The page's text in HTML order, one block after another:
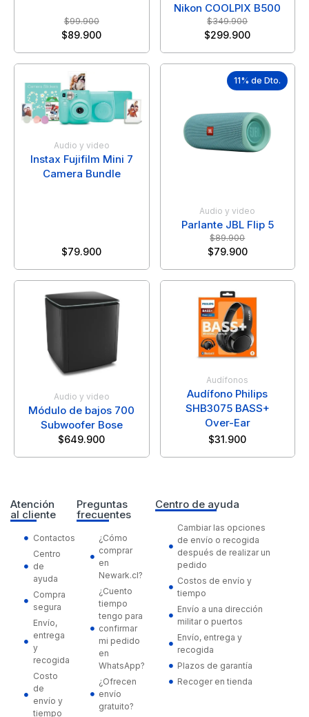
$99.900
$89.900
Nikon COOLPIX B500
$349.900
$299.900
Audio y video
Instax Fujifilm Mini 7
Camera Bundle
$79.900
11% de Dto.
Audio y video
Parlante JBL Flip 5
$89.900
$79.900
Audio y video
Módulo de bajos 700
Subwoofer Bose
$649.900
Audífonos
Audífono Philips
SHB3075 BASS+
Over-Ear
$31.900
Atención
al cliente
Contactos
Centro
de
ayuda
Compra
segura
Envío,
entrega
y
recogida
Costo
de
envío y
tiempo
Preguntas
frecuentes
¿Cómo
comprar
en
Newark.cl?
¿Cuento
tiempo
tengo para
confirmar
mi pedido
en
WhatsApp?
¿Ofrecen
envío
gratuito?
Centro de ayuda
Cambiar las opciones
de envío o recogida
después de realizar un
pedido
Costos de envío y
tiempo
Envío a una dirección
militar o puertos
Envío, entrega y
recogida
Plazos de garantía
Recoger en tienda